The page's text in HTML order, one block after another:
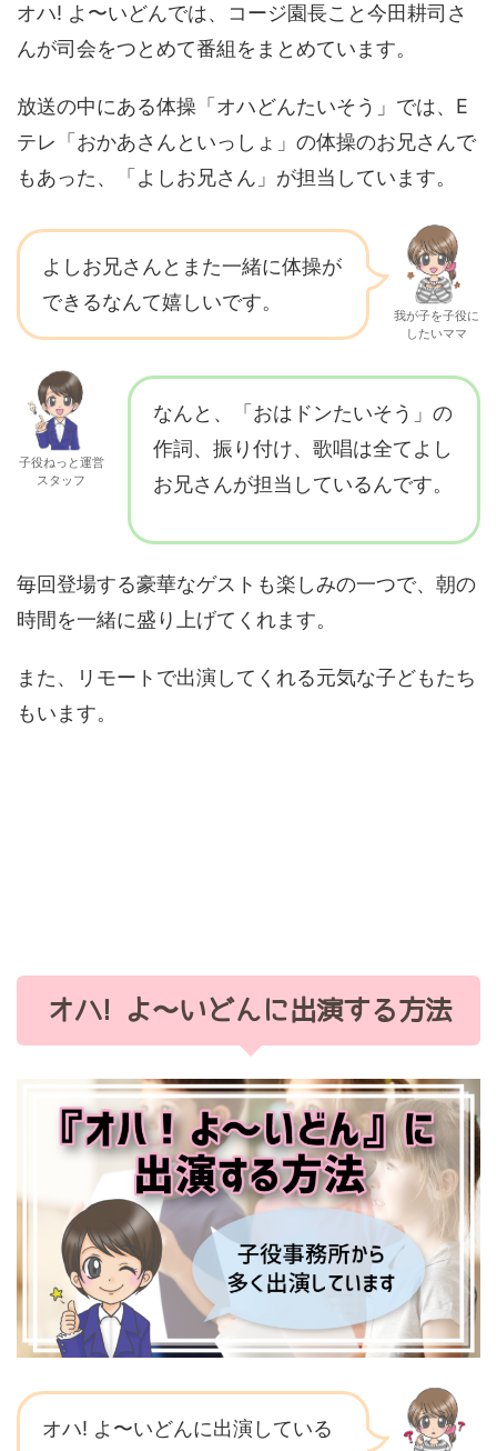
オハ! よ〜いどんでは、コージ園長こと今田耕司さ
んが司会をつとめて番組をまとめています。
放送の中にある体操「オハどんたいそう」では、E
テレ「おかあさんといっしょ」の体操のお兄さんで
もあった、「よしお兄さん」が担当しています。
よしお兄さんとまた一緒に体操が
できるなんて嬉しいです。
我が子を子役に
したいママ
子役ねっと運営
スタッフ
なんと、「おはドンたいそう」の
作詞、振り付け、歌唱は全てよし
お兄さんが担当しているんです。
毎回登場する豪華なゲストも楽しみの一つで、朝の
時間を一緒に盛り上げてくれます。
また、リモートで出演してくれる元気な子どもたち
もいます。
オハ! よ〜いどんに出演する方法
オハ! よ〜いどんに出演している